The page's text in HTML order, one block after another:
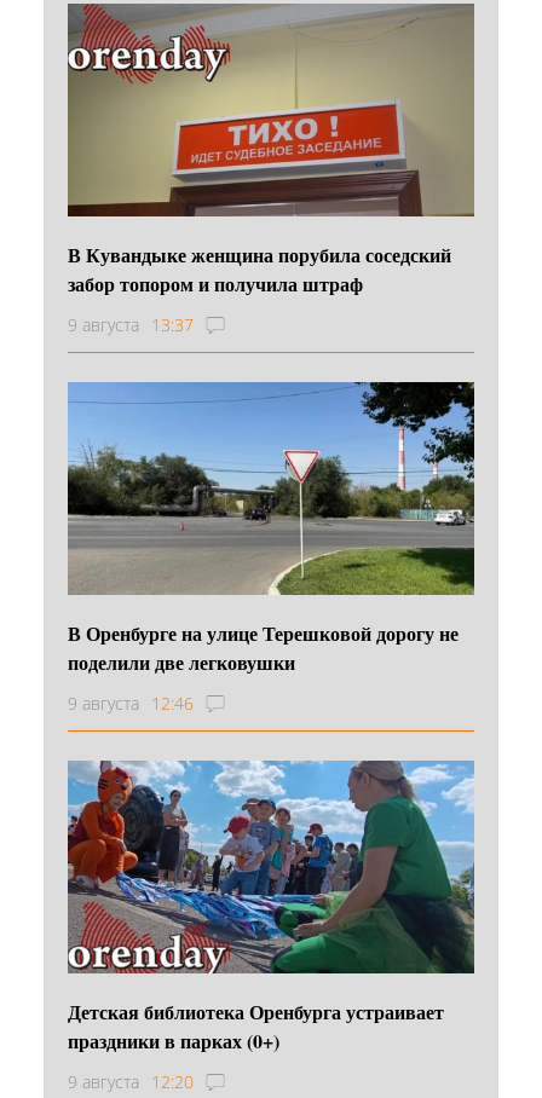
В Кувандыке женщина порубила соседский
забор топором и получила штраф
9 августа 13:37
В Оренбурге на улице Терешковой дорогу не
поделили две легковушки
9 августа 12:46
Детская библиотека Оренбурга устраивает
праздники в парках (0+)
9 августа 12:20